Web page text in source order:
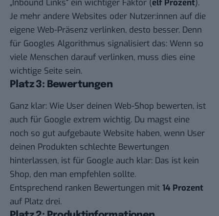
„Inbound Links“ ein wichtiger Faktor (elf Prozent).
Je mehr andere Websites oder Nutzer:innen auf die
eigene Web-Präsenz verlinken, desto besser. Denn
für Googles Algorithmus signalisiert das: Wenn so
viele Menschen darauf verlinken, muss dies eine
wichtige Seite sein.
Platz 3: Bewertungen
Ganz klar: Wie User deinen Web-Shop bewerten, ist
auch für Google extrem wichtig. Du magst eine
noch so gut aufgebaute Website haben, wenn User
deinen Produkten schlechte Bewertungen
hinterlassen, ist für Google auch klar: Das ist kein
Shop, den man empfehlen sollte.
Entsprechend ranken Bewertungen mit 14 Prozent
auf Platz drei.